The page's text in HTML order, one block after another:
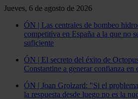
Jueves, 6 de agosto de 2026
ÓN | Las centrales de bombeo
competitiva en España a la que no
suficiente
ÓN | El secreto del éxito de
Constantine a generar confianza en
ÓN | Joan Groizard: "Si el
la respuesta desde luego no es la